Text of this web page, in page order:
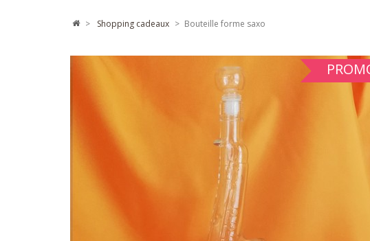
> shopping cadeaux > Bouteille forme saxo